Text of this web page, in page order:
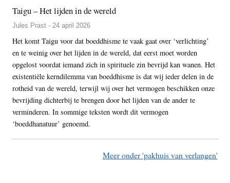
Taigu – Het lijden in de wereld
Jules Prast - 24 april 2026
Het komt Taigu voor dat boeddhisme te vaak gaat over ‘verlichting’
en te weinig over het lijden in de wereld, dat eerst moet worden
opgelost voordat iemand zich in spirituele zin bevrijd kan wanen. Het
existentiële kerndilemma van boeddhisme is dat wij ieder delen in de
rotheid van de wereld, terwijl wij over het vermogen beschikken onze
bevrijding dichterbij te brengen door het lijden van de ander te
verminderen. In sommige teksten wordt dit vermogen
‘boeddhanatuur’ genoemd.
Meer onder 'pakhuis van verlangen'